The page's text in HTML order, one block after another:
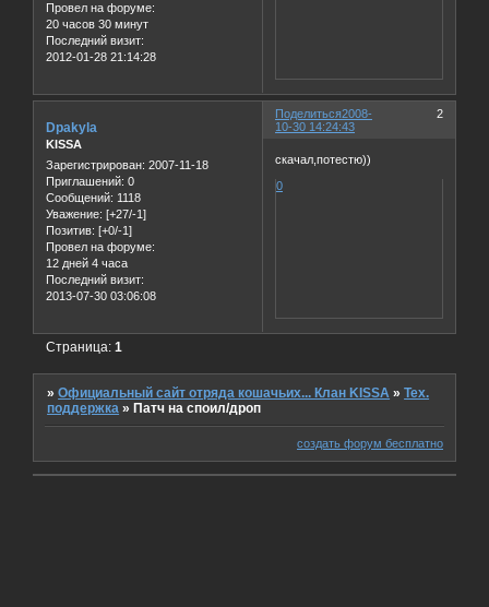
Провел на форуме:
20 часов 30 минут
Последний визит:
2012-01-28 21:14:28
Поделиться 2
2008-
10-30 14:24:43
Dpakyla
KISSA
Зарегистрирован: 2007-11-18
Приглашений: 0
Сообщений: 1118
Уважение: [+27/-1]
Позитив: [+0/-1]
Провел на форуме:
12 дней 4 часа
Последний визит:
2013-07-30 03:06:08
скачал,потестю))
0
Страница:1
»Официальный сайт отряда кошачьих... Клан KISSA »Тех.
поддержка » Патч на споил/дроп
создать форум бесплатно